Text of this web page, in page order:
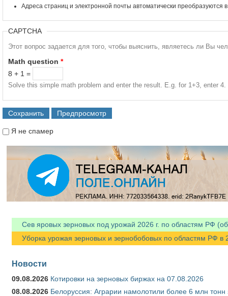
Адреса страниц и электронной почты автоматически преобразуются
CAPTCHA
Этот вопрос задается для того, чтобы выяснить, являетесь ли Вы
Math question *
8 + 1 =
Solve this simple math problem and enter the result. E.g. for 1+3, enter 4.
Я не спамер
Сев яровых зерновых под урожай 2026 г. по областям РФ
Уборка урожая зерновых и зернобобовых по областям РФ в
Новости
09.08.2026 Котировки на зерновых биржах на 07.08.2026
08.08.2026 Белоруссия: Аграрии намолотили более 6 млн тонн